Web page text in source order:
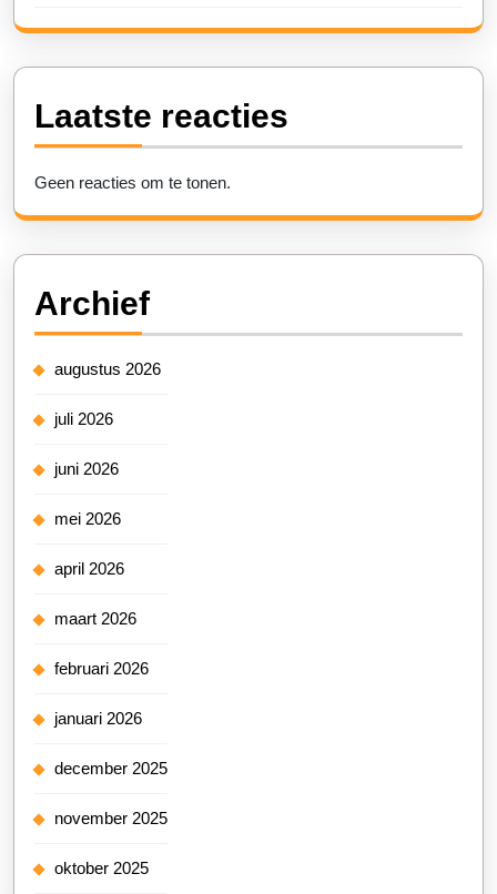
Laatste reacties
Geen reacties om te tonen.
Archief
augustus 2026
juli 2026
juni 2026
mei 2026
april 2026
maart 2026
februari 2026
januari 2026
december 2025
november 2025
oktober 2025